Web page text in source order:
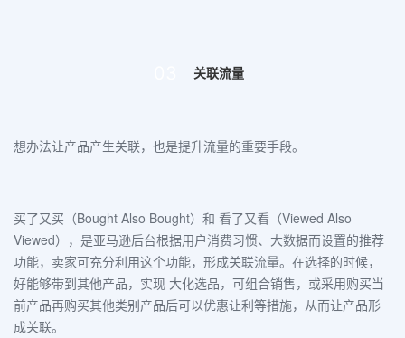
关联流量
想办法让产品产生关联，也是提升流量的重要手段。
买了又买（Bought Also Bought）和 看了又看（Viewed Also
Viewed） ，是亚马逊后台根据用户消费习惯、 大数据而设置的推荐
功能，卖家可充分利用这个功能，形成关联流量。在选择的时候，
好能够带到其他产品， 实现 大化选品，可组合销售，或采用购买当
前产品再购买其他类别产品后可以优惠让利等措施，从而让产品形
成关联。